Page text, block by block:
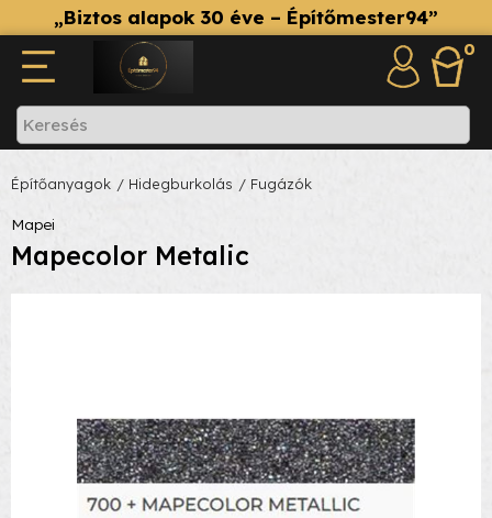
„Biztos alapok 30 éve – Építőmester94”
0
Építőanyagok / Hidegburkolás / Fugázók
Mapei
Mapecolor Metalic